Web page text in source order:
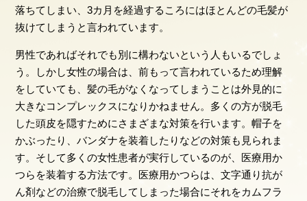
落ちてしまい、3カ月を経過するころにはほとんどの毛髪が
抜けてしまうと言われています。
男性であればそれでも別に構わないという人もいるでしょ
う。しかし女性の場合は、前もって言われているため理解
をしていても、髪の毛がなくなってしまうことは外見的に
大きなコンプレックスになりかねません。多くの方が脱毛
した頭皮を隠すためにさまざまな対策を行います。帽子を
かぶったり、バンダナを装着したりなどの対策も見られま
す。そして多くの女性患者が実行しているのが、医療用か
つらを装着する方法です。医療用かつらは、文字通り抗が
ん剤などの治療で脱毛してしまった場合にそれをカムフラ